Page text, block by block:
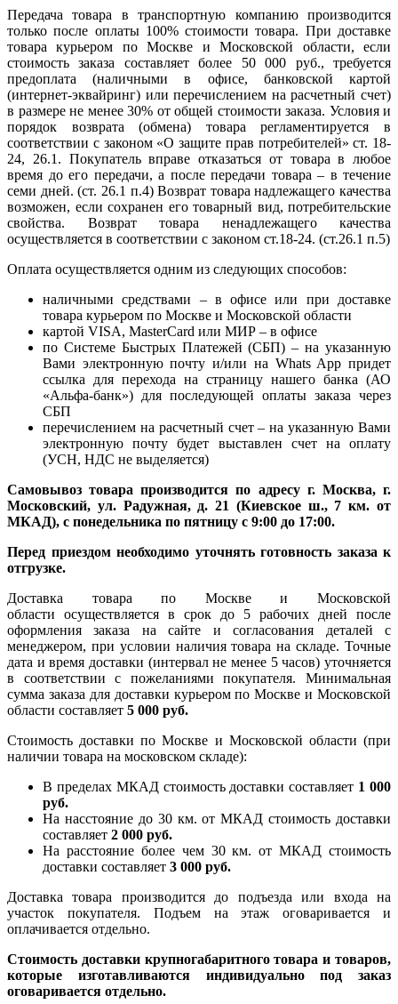
Передача товара в транспортную компанию производится
только после оплаты 100% стоимости товара. При доставке
товара курьером по Москве и Московской области, если
стоимость заказа составляет более 50 000 руб., требуется
предоплата (наличными в офисе, банковской картой
(интернет-эквайринг) или перечислением на расчетный счет)
в размере не менее 30% от общей стоимости заказа. Условия и
порядок возврата (обмена) товара регламентируется в
соответствии с законом «О защите прав потребителей» ст. 18-
24, 26.1. Покупатель вправе отказаться от товара в любое
время до его передачи, а после передачи товара – в течение
семи дней. (ст. 26.1 п.4) Возврат товара надлежащего качества
возможен, если сохранен его товарный вид, потребительские
свойства. Возврат товара ненадлежащего качества
осуществляется в соответствии с законом ст.18-24. (ст.26.1 п.5)
Оплата осуществляется одним из следующих способов:
наличными средствами – в офисе или при доставке
товара курьером по Москве и Московской области
картой VISA, MasterCard или МИР – в офисе
по Системе Быстрых Платежей (СБП) – на указанную
Вами электронную почту и/или на Whats App придет
ссылка для перехода на страницу нашего банка (АО
«Альфа-банк») для последующей оплаты заказа через
СБП
перечислением на расчетный счет – на указанную Вами
электронную почту будет выставлен счет на оплату
(УСН, НДС не выделяется)
Самовывоз товара производится по адресу г. Москва, г.
Московский, ул. Радужная, д. 21 (Киевское ш., 7 км. от
МКАД), с понедельника по пятницу с 9:00 до 17:00.
Перед приездом необходимо уточнять готовность заказа к
отгрузке.
Доставка товара по Москве и Московской
области осуществляется в срок до 5 рабочих дней после
оформления заказа на сайте и согласования деталей с
менеджером, при условии наличия товара на складе. Точные
дата и время доставки (интервал не менее 5 часов) уточняется
в соответствии с пожеланиями покупателя. Минимальная
сумма заказа для доставки курьером по Москве и Московской
области составляет 5 000 руб.
Стоимость доставки по Москве и Московской области (при
наличии товара на московском складе):
В пределах МКАД стоимость доставки составляет 1 000
руб.
На насcтояние до 30 км. от МКАД стоимость доставки
составляет 2 000 руб.
На расстояние более чем 30 км. от МКАД стоимость
доставки составляет 3 000 руб.
Доставка товара производится до подъезда или входа на
участок покупателя. Подъем на этаж оговаривается и
оплачивается отдельно.
Стоимость доставки крупногабаритного товара и товаров,
которые изготавливаются индивидуально под заказ
оговаривается отдельно.